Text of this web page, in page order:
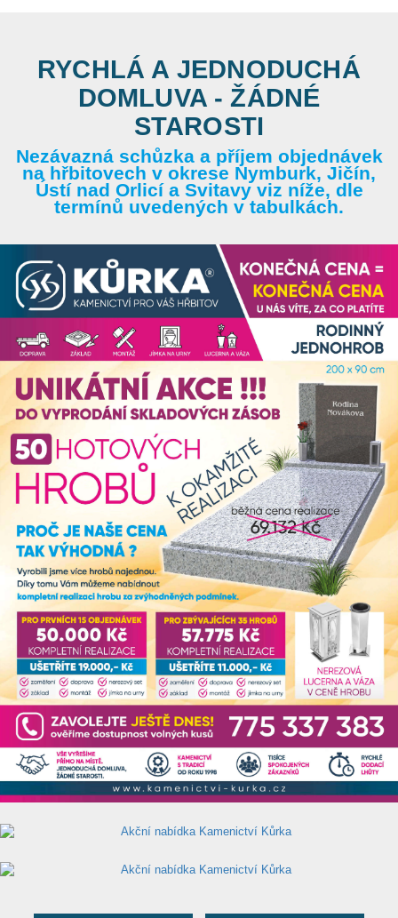
RYCHLÁ A JEDNODUCHÁ
DOMLUVA - ŽÁDNÉ
STAROSTI
Nezávazná schůzka a příjem objednávek
na hřbitovech v okrese Nymburk, Jičín,
Ústí nad Orlicí a Svitavy viz níže, dle
termínů uvedených v tabulkách.